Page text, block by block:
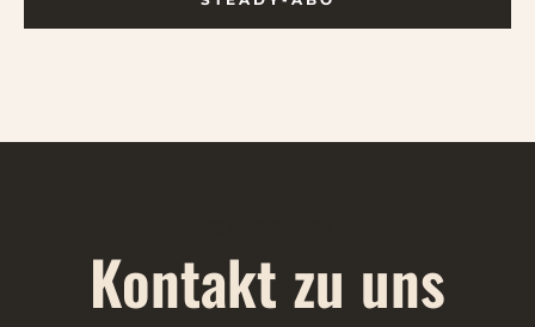
Kontakt zu uns